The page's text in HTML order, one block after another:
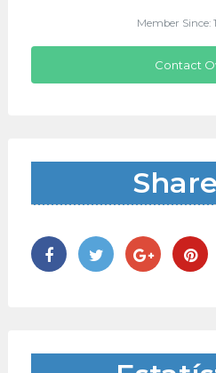
Member Since:
Contact